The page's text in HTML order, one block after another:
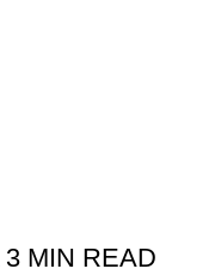
3 MIN READ